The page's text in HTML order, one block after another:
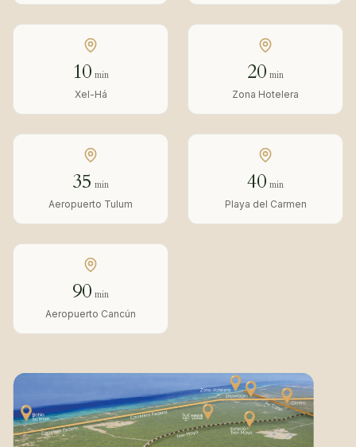
10 min
Xel-Há
20 min
Zona Hotelera
35 min
Aeropuerto Tulum
40 min
Playa del Carmen
90 min
Aeropuerto Cancún